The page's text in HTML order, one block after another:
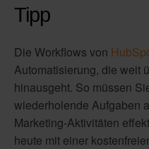
Tipp
Die Workflows von
Automatisierung, die weit
hinausgeht. So müssen
wiederholende Aufgaben
Marketing-Aktivitäten
heute mit einer